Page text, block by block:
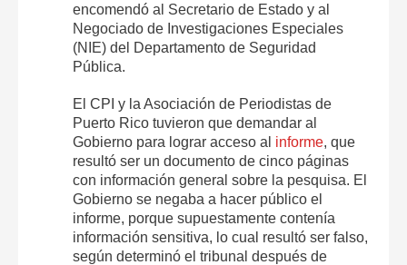
encomendó al Secretario de Estado y al
Negociado de Investigaciones Especiales
(NIE) del Departamento de Seguridad
Pública.
El CPI y la Asociación de Periodistas de
Puerto Rico tuvieron que demandar al
Gobierno para lograr acceso al informe, que
resultó ser un documento de cinco páginas
con información general sobre la pesquisa. El
Gobierno se negaba a hacer público el
informe, porque supuestamente contenía
información sensitiva, lo cual resultó ser falso,
según determinó el tribunal después de